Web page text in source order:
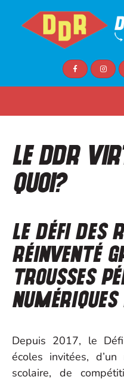
Le DDR
QUOI?
Le Défi des
réinventé
trousses
Depuis 2017, le
écoles invitées,
scolaire, de